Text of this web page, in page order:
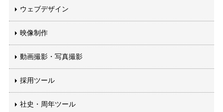
ウェブデザイン
映像制作
動画撮影・写真撮影
採用ツール
社史・周年ツール